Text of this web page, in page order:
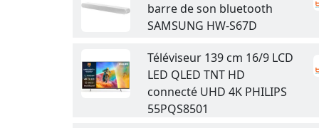
barre de son bluetooth
SAMSUNG HW-S67D
Téléviseur 139 cm 16/9 LCD
LED QLED TNT HD
connecté UHD 4K PHILIPS
55PQS8501